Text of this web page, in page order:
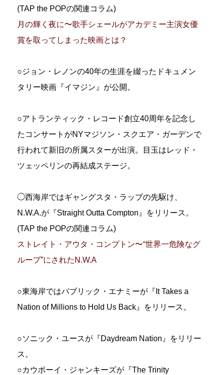
(TAP the POPの関連コラム)
月の輝く夜に〜歌手シェールがアカデミー主演女優
賞を取ってしまった映画とは？
○ジョン・レノンの40年の生涯を綴ったドキュメン
タリー映画『イマジン』が公開。
○アトランティック・レコード創立40周年を記念し
たコンサートがNYマジソン・スクエア・ガーデンで
行われて新旧の所属スターが出演。目玉はレッド・
ツェッペリンの再結成ステージ。
◯西海岸ではギャングスタ・ラップの先駆け、
N.W.A.が『Straight Outta Compton』をリリース。
(TAP the POPの関連コラム)
ストレイト・アウタ・コンプトン〜“世界一危険なグ
ループ”にされたN.W.A
○東海岸ではパブリック・エナミーが『It Takes a
Nation of Millions to Hold Us Back』をリリース。
○ソニック・ユースが『Daydream Nation』をリリー
ス。
○カウボーイ・ジャンキーズが『The Trinity